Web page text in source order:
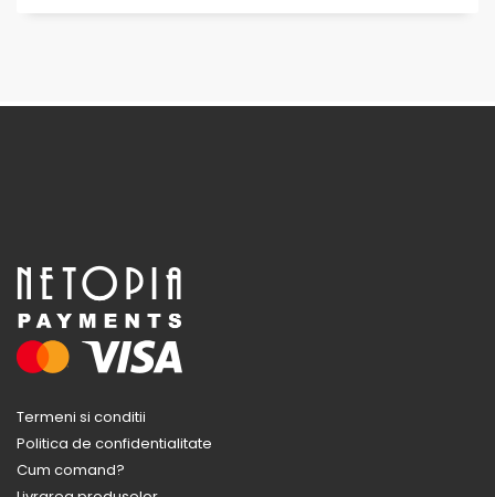
Termeni si conditii
Politica de confidentialitate
Cum comand?